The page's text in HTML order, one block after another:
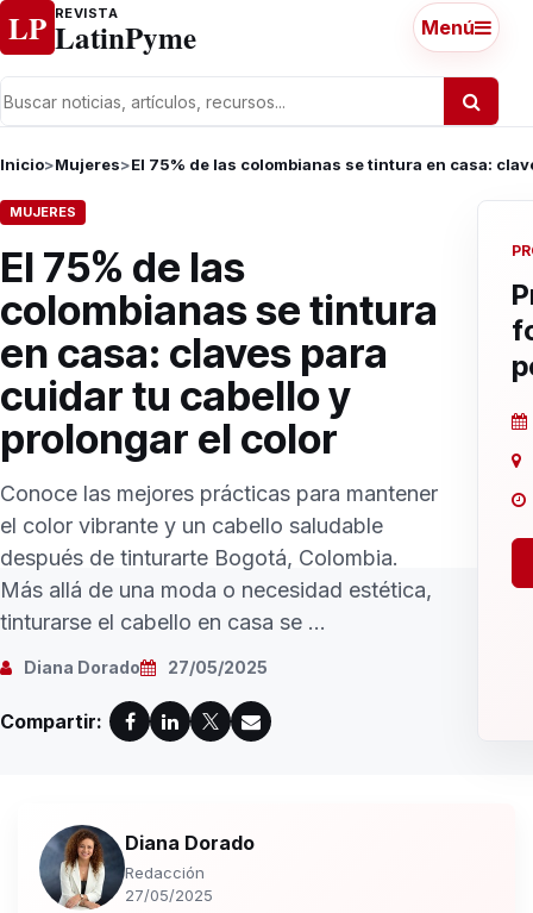
Ir al contenido
LP REVISTA
LatinPyme Menú
Inicio>Mujeres>El 75% de las colombianas se tintura en casa:
MUJERES
El 75% de las
colombianas se tintura
en casa: claves para
cuidar tu cabello y
prolongar el color
Conoce las mejores prácticas para mantener
el color vibrante y un cabello saludable
después de tinturarte Bogotá, Colombia.
Más allá de una moda o necesidad estética,
tinturarse el cabello en casa se ...
Diana Dorado 27/05/2025
Compartir:
Diana Dorado
Redacción
27/05/2025